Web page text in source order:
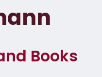
Books